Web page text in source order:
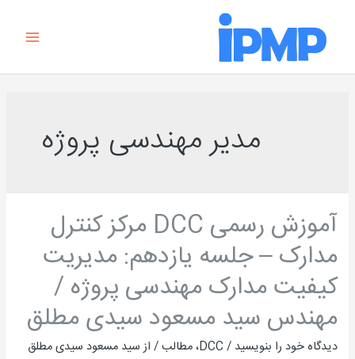
مدیر مهندسی پروژه
آموزش رسمی DCC مرکز کنترل
مدارک – جلسه یازدهم: مدیریت
کیفیت مدارک مهندسی پروژه /
مهندس سید مسعود سیدی مطلق
دیدگاه‌ خود را بنویسید /
DCC،مطالب/ ازسید مسعود سیدی مطلق
آموزش
رسمی
DCC
مرکز
مدارک
–